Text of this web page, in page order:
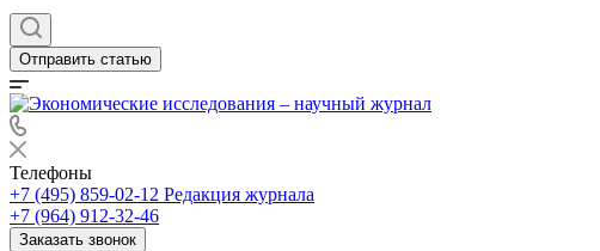
Отправить статью
Телефоны
+7 (495) 859-02-12 Редакция журнала
+7 (964) 912-32-46
Заказать звонок